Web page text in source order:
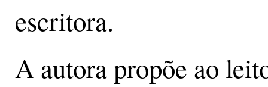
escritora.
A autora propõe ao